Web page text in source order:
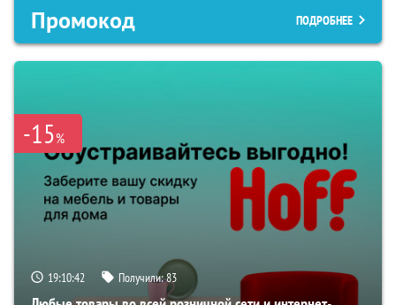
Промокод ПОДРОБНЕЕ
-15%
19:10:41 Получили:83